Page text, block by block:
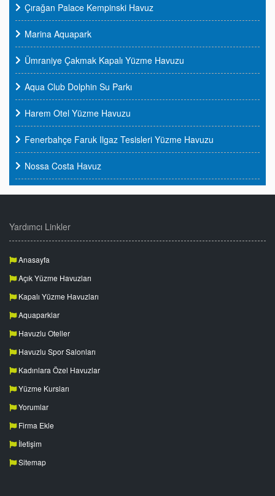
Çırağan Palace Kempinski Havuz
Marina Aquapark
Ümraniye Çakmak Kapalı Yüzme Havuzu
Aqua Club Dolphin Su Parkı
Harem Otel Yüzme Havuzu
Fenerbahçe Faruk Ilgaz Tesisleri Yüzme Havuzu
Nossa Costa Havuz
Yardımcı Linkler
Anasayfa
Açık Yüzme Havuzları
Kapalı Yüzme Havuzları
Aquaparklar
Havuzlu Oteller
Havuzlu Spor Salonları
Kadınlara Özel Havuzlar
Yüzme Kursları
Yorumlar
Firma Ekle
İletişim
Sitemap